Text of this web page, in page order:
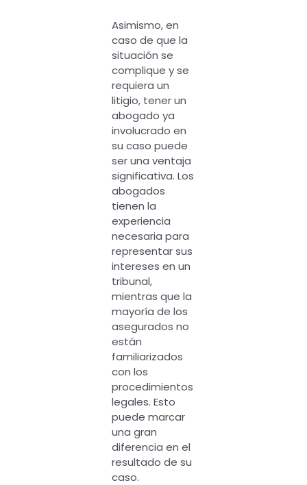
Asimismo, en
caso de que la
situación se
complique y se
requiera un
litigio, tener un
abogado ya
involucrado en
su caso puede
ser una ventaja
significativa. Los
abogados
tienen la
experiencia
necesaria para
representar sus
intereses en un
tribunal,
mientras que la
mayoría de los
asegurados no
están
familiarizados
con los
procedimientos
legales. Esto
puede marcar
una gran
diferencia en el
resultado de su
caso.